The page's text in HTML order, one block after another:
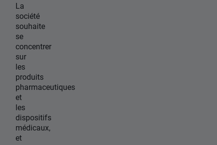
La
société
souhaite
se
concentrer
sur
les
produits
pharmaceutiques
et
les
dispositifs
médicaux,
et